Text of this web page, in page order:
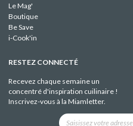
Le Mag'
Boutique
Be Save
i-Cook'in
RESTEZ CONNECTÉ
Recevez chaque semaine un
concentré d'inspiration cuilinaire !
Inscrivez-vous à la Miamletter.